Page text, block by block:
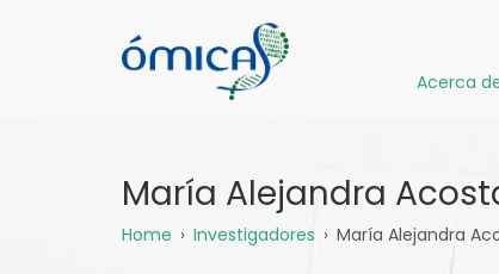
Acerca
María Alejandra
Sobrescribir
Home Investigadores María Alejandra